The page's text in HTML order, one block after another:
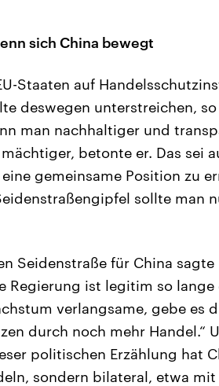
sich China bewegt
Staaten auf
deswegen unterstreichen,
man nachhaltiger und
betonte er. Das sei
gemeinsame Position zu
sollte man
Seidenstraße für China sagte
Regierung ist legitim so
verlangsame, gebe es
durch noch mehr Handel.“
politischen Erzählung hat
sondern bilateral, etwa